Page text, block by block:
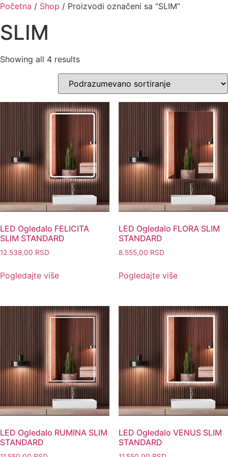
Skip
content
Početna / Shop / Proizvodi označeni sa “SLIM”
SLIM
Showing all 4 results
LED Ogledalo FELICITA
SLIM STANDARD
12.538,00 RSD
Pogledajte više
LED Ogledalo FLORA SLIM
STANDARD
8.555,00 RSD
Pogledajte više
LED Ogledalo RUMINA SLIM
STANDARD
LED Ogledalo VENUS SLIM
STANDARD